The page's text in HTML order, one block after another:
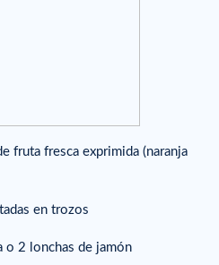
fruta fresca exprimida (naranja
en trozos
o 2 lonchas de jamón